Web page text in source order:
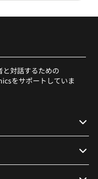
対話するための
をサポートしていま